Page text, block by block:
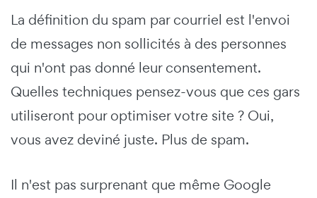
La définition du spam par courriel est l'envoi
de messages non sollicités à des personnes
qui n'ont pas donné leur consentement.
Quelles techniques pensez-vous que ces gars
utiliseront pour optimiser votre site ? Oui,
vous avez deviné juste. Plus de spam.
Il n'est pas surprenant que même Google